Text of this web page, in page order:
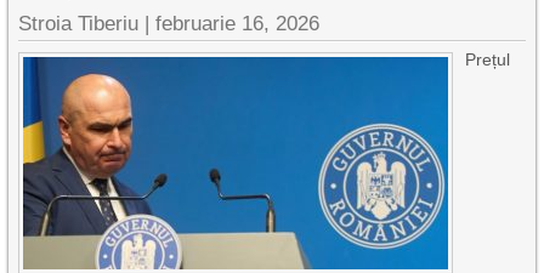
Stroia Tiberiu |februarie 16, 2026
Prețul